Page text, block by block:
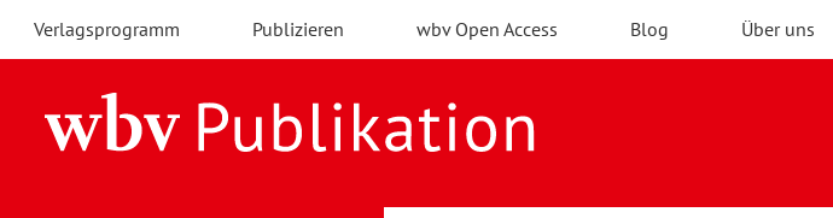
Verlagsprogramm Publizieren wbv Open Access Blog Über uns